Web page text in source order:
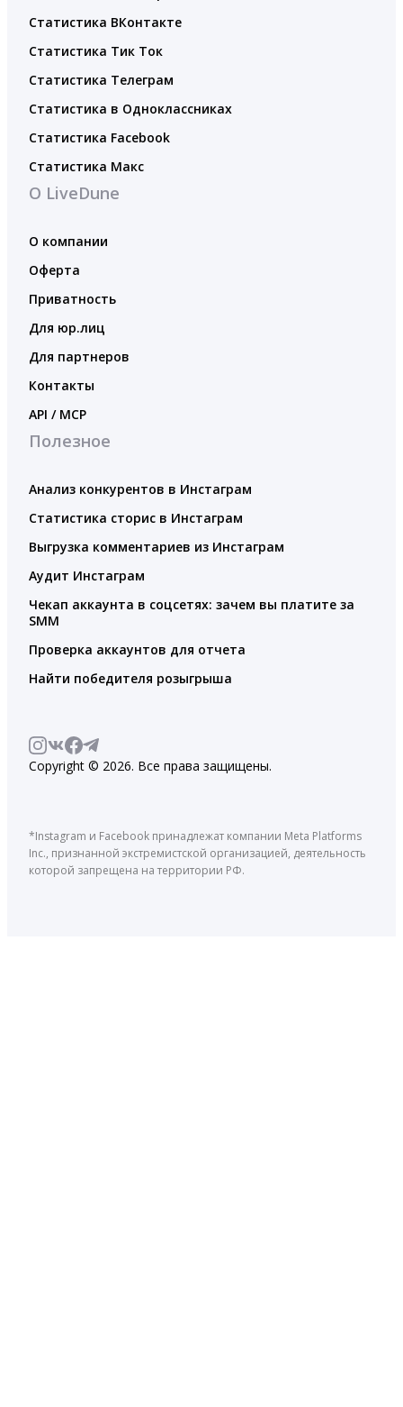
Статистика ВКонтакте
Статистика Тик Ток
Статистика Телеграм
Статистика в Одноклассниках
Статистика Facebook
Статистика Макс
О LiveDune
О компании
Оферта
Приватность
Для юр.лиц
Для партнеров
Контакты
API / MCP
Полезное
Анализ конкурентов в Инстаграм
Статистика сторис в Инстаграм
Выгрузка комментариев из Инстаграм
Аудит Инстаграм
Чекап аккаунта в соцсетях: зачем вы платите за
SMM
Проверка аккаунтов для отчета
Найти победителя розыгрыша
Copyright © 2026. Все права защищены.
*Instagram и Facebook принадлежат компании Meta Platforms
Inc., признанной экстремистской организацией, деятельность
которой запрещена на территории РФ.